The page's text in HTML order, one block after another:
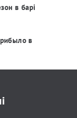
в барі
в